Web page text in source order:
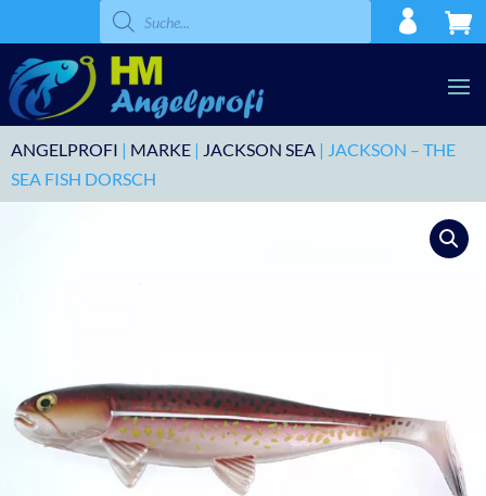
Products
search
ANGELPROFI | MARKE | JACKSON SEA | JACKSON – THE
SEA FISH DORSCH